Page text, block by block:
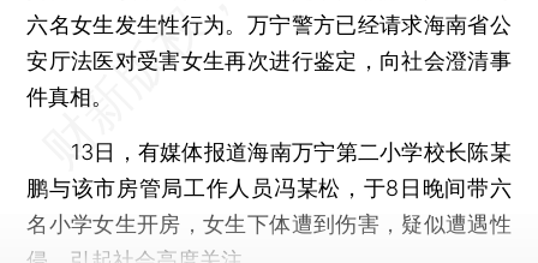
六名女生发生性行为。万宁警方已经请求海南省公
安厅法医对受害女生再次进行鉴定，向社会澄清事
件真相。
13日，有媒体报道海南万宁第二小学校长陈某
鹏与该市房管局工作人员冯某松，于8日晚间带六
名小学女生开房，女生下体遭到伤害，疑似遭遇性